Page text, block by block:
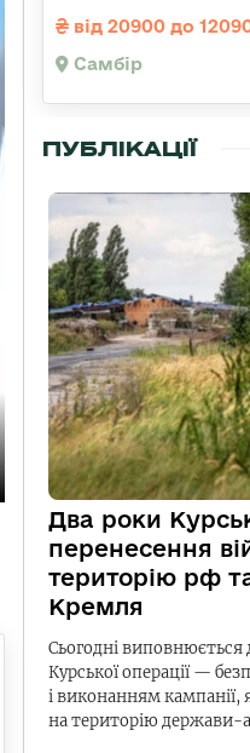
від 20900 до
Самбір
ПУБЛІКАЦІЇ
Два роки
перенесення
територію рф
Кремля
Сьогодні виповнюється
Курської операції —
і виконанням кампанії,
на територію держави-